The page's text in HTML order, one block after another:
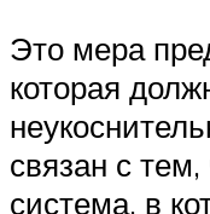
Это мера
которая
связан с
система, в